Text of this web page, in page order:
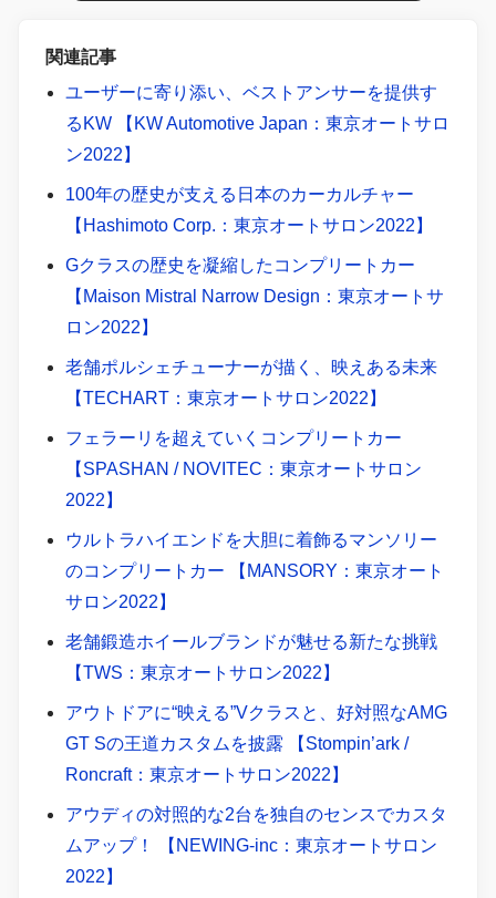
パフォーマンスを確かめる。
関連記事
ユーザーに寄り添い、ベストアンサーを提供す
るKW 【KW Automotive Japan：東京オートサロ
ン2022】
100年の歴史が支える日本のカーカルチャー
【Hashimoto Corp.：東京オートサロン2022】
Gクラスの歴史を凝縮したコンプリートカー
【Maison Mistral Narrow Design：東京オートサ
ロン2022】
老舗ポルシェチューナーが描く、映えある未来
【TECHART：東京オートサロン2022】
フェラーリを超えていくコンプリートカー
【SPASHAN / NOVITEC：東京オートサロン
2022】
ウルトラハイエンドを大胆に着飾るマンソリー
のコンプリートカー 【MANSORY：東京オート
サロン2022】
老舗鍛造ホイールブランドが魅せる新たな挑戦
【TWS：東京オートサロン2022】
アウトドアに“映える”Vクラスと、好対照なAMG
GT Sの王道カスタムを披露 【Stompin’ark /
Roncraft：東京オートサロン2022】
アウディの対照的な2台を独自のセンスでカスタ
ムアップ！ 【NEWING-inc：東京オートサロン
2022】